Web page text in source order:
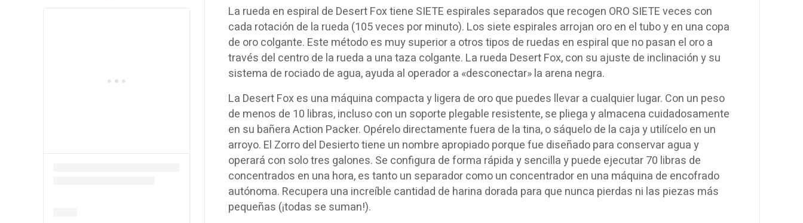
La rueda en espiral de Desert Fox tiene SIETE espirales separados que recogen ORO SIETE veces con
cada rotación de la rueda (105 veces por minuto). Los siete espirales arrojan oro en el tubo y en una copa
de oro colgante. Este método es muy superior a otros tipos de ruedas en espiral que no pasan el oro a
través del centro de la rueda a una taza colgante. La rueda Desert Fox, con su ajuste de inclinación y su
sistema de rociado de agua, ayuda al operador a «desconectar» la arena negra.
La Desert Fox es una máquina compacta y ligera de oro que puedes llevar a cualquier lugar. Con un peso
de menos de 10 libras, incluso con un soporte plegable resistente, se pliega y almacena cuidadosamente
en su bañera Action Packer. Opérelo directamente fuera de la tina, o sáquelo de la caja y utilícelo en un
arroyo. El Zorro del Desierto tiene un nombre apropiado porque fue diseñado para conservar agua y
operará con solo tres galones. Se configura de forma rápida y sencilla y puede ejecutar 70 libras de
concentrados en una hora, es tanto un separador como un concentrador en una máquina de encofrado
autónoma. Recupera una increíble cantidad de harina dorada para que nunca pierdas ni las piezas más
pequeñas (¡todas se suman!).